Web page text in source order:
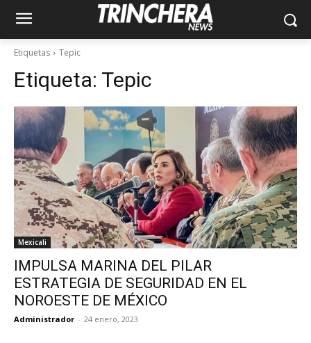
Etiquetas Tepic
Etiqueta: Tepic
Mexicali
IMPULSA MARINA DEL PILAR
ESTRATEGIA DE SEGURIDAD EN EL
NOROESTE DE MÉXICO
Administrador - 24 enero, 2023